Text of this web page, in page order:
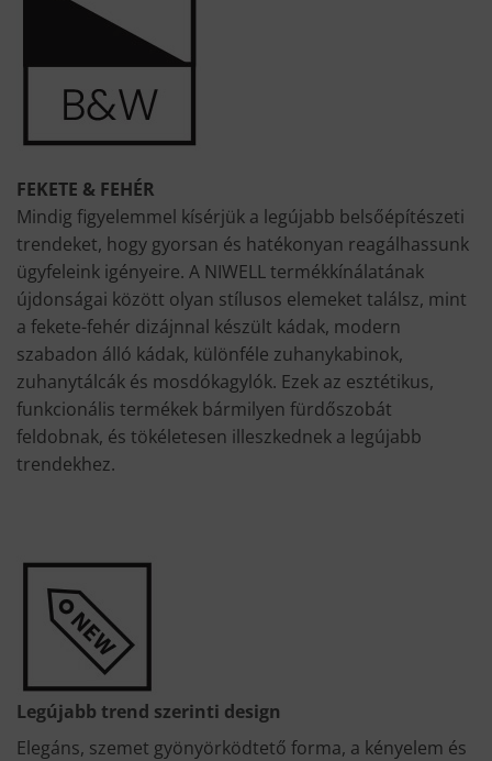
FEKETE & FEHÉR
Mindig figyelemmel kísérjük a legújabb belsőépítészeti
trendeket, hogy gyorsan és hatékonyan reagálhassunk
ügyfeleink igényeire. A NIWELL termékkínálatának
újdonságai között olyan stílusos elemeket találsz, mint
a fekete-fehér dizájnnal készült kádak, modern
szabadon álló kádak, különféle zuhanykabinok,
zuhanytálcák és mosdókagylók. Ezek az esztétikus,
funkcionális termékek bármilyen fürdőszobát
feldobnak, és tökéletesen illeszkednek a legújabb
trendekhez.
Legújabb trend szerinti design
Elegáns, szemet gyönyörködtető forma, a kényelem és